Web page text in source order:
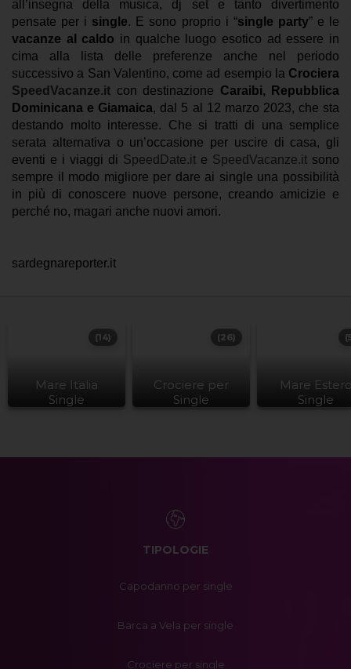
all’insegna della musica, dj set e tanto divertimento
pensate per i single. E sono proprio i “single party” e le
vacanze al caldo in qualche luogo esotico ad essere in
cima alla lista delle preferenze anche nel periodo
successivo a San Valentino, come ad esempio la Crociera
SpeedVacanze.it con destinazione Caraibi, Repubblica
Dominicana e Giamaica, dal 5 al 12 marzo 2023, che sta
destando molto interesse.
Che si tratti di una semplice
serata alternativa o un’occasione per uscire di casa, gli
eventi e i viaggi di SpeedDate.it e SpeedVacanze.it sono
sempre il modo migliore per dare ai single una possibilità
in più di conoscere nuove persone, creando amicizie e
perché no, magari anche nuovi amori.
sardegnareporter.it
Mare Italia
Single
(14)
Crociere per
Single
(26)
Mare
Single
TIPOLOGIE
Capodanno per single
Barca a Vela per single
Crociere per single